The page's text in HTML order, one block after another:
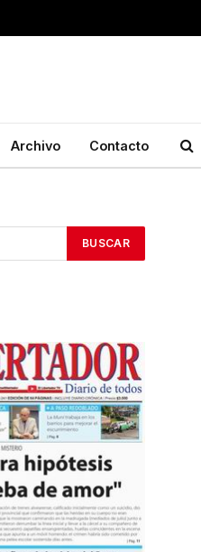
Archivo Contacto